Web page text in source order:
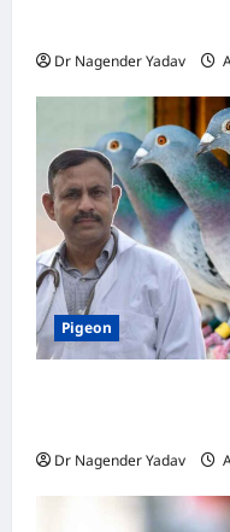
Dr Nagender Yadav
Pigeon
Dr Nagender Yadav